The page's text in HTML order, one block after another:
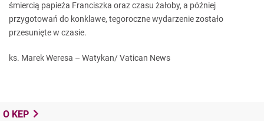
śmiercią papieża Franciszka oraz czasu żałoby, a później
przygotowań do konklawe, tegoroczne wydarzenie zostało
przesunięte w czasie.
ks. Marek Weresa – Watykan/ Vatican News
O KEP